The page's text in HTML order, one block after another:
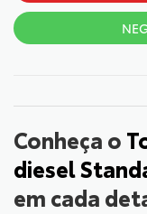
Conheça o
diesel
em cada